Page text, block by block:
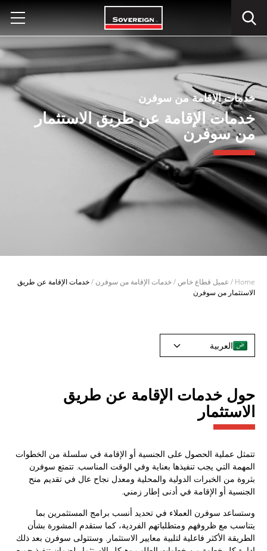
خدمات الإقامة من سوفرن
خدمات الإقامة عن طريق الاستثمار
من سوفرن
Home
/ عميل قطاع خاص /خدمات الإقامة من سوفرن /خدمات الإقامة عن طريق
الاستثمار من سوفرن
العربية
حول خدمات الإقامة عن طريق
الاستثمار
تتمثل عملية الحصول على الجنسية أو الإقامة في سلسلة من الخطوات
المهمة التي يجب تنفيذها بعناية وفي الوقت المناسب. تتمتع سوفرن
بثروة من الخبرات الدولية والمحلية ومعدل نجاح عال في تقديم منح
الجنسية أو الإقامة في أدنى إطار زمني.
وستساعد سوفرن العملاء في تحديد أنسب برامج المستثمرين بما
يتناسب مع ظروفهم ومتطلباتهم الفردية، كما ستقدم المشورة بشأن
الطريقة الأكثر فاعلية لتلبية معايير الاستثمار. وستتولى سوفرن بعد ذلك